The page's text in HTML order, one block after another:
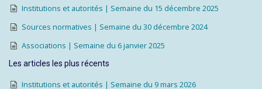
Institutions et autorités | Semaine du 15 décembre 2025
Sources normatives | Semaine du 30 décembre 2024
Associations | Semaine du 6 janvier 2025
Les articles les plus récents
Institutions et autorités | Semaine du 9 mars 2026